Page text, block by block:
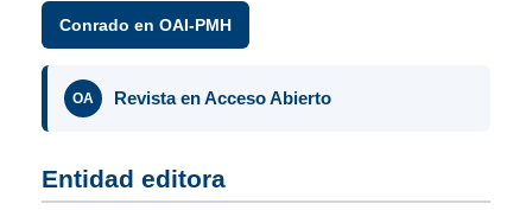
Conrado en OAI-PMH
OA Revista en Acceso Abierto
Entidad editora